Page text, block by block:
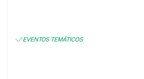
EVENTOS TEMÁTICOS